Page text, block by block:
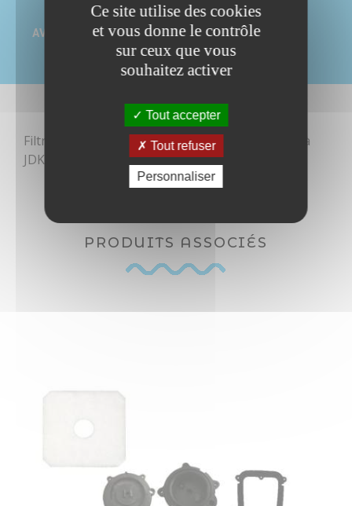
AVIS(0)
Filtre de rechange pour compresseur JDKS-150 à
JDKS-500.
Référence
Soyez le premier à donner votre avis !
PRODUITS ASSOCIÉS
Ce site utilise des cookies
et vous donne le contrôle
sur ceux que vous
souhaitez activer
Tout accepter
Tout refuser
Personnaliser